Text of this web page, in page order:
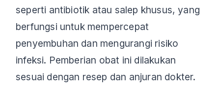
seperti antibiotik atau salep khusus, yang
berfungsi untuk mempercepat
penyembuhan dan mengurangi risiko
infeksi. Pemberian obat ini dilakukan
sesuai dengan resep dan anjuran dokter.